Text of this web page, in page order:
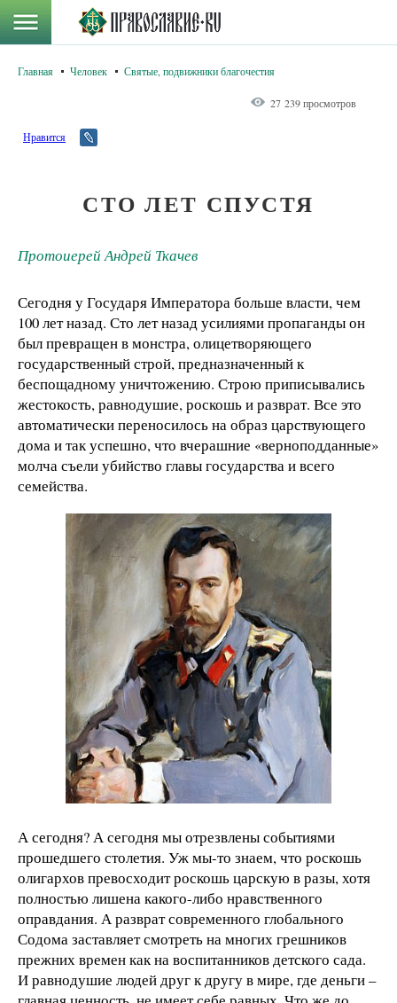
Главная Человек Святые, подвижники благочестия
27 239 просмотров
Нравится
СТО ЛЕТ СПУСТЯ
Протоиерей Андрей Ткачев
Сегодня у Государя Императора больше власти, чем
100 лет назад. Сто лет назад усилиями пропаганды он
был превращен в монстра, олицетворяющего
государственный строй, предназначенный к
беспощадному уничтожению. Строю приписывались
жестокость, равнодушие, роскошь и разврат. Все это
автоматически переносилось на образ царствующего
дома и так успешно, что вчерашние «верноподданные»
молча съели убийство главы государства и всего
семейства.
А сегодня? А сегодня мы отрезвлены событиями
прошедшего столетия. Уж мы-то знаем, что роскошь
олигархов превосходит роскошь царскую в разы, хотя
полностью лишена какого-либо нравственного
оправдания. А разврат современного глобального
Содома заставляет смотреть на многих грешников
прежних времен как на воспитанников детского сада.
И равнодушие людей друг к другу в мире, где деньги –